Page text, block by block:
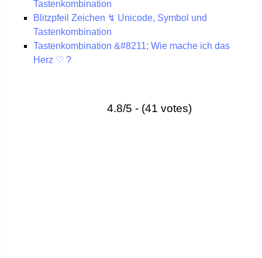
Tastenkombination
Blitzpfeil Zeichen ↯ Unicode, Symbol und
Tastenkombination
Tastenkombination &#8211; Wie mache ich das
Herz ♡ ?
4.8/5 - (41 votes)